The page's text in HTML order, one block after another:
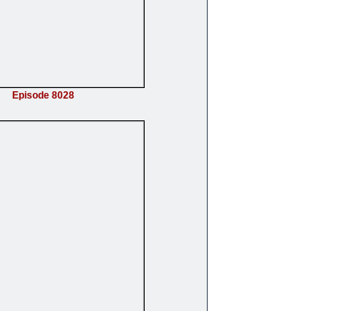
Episode 8028